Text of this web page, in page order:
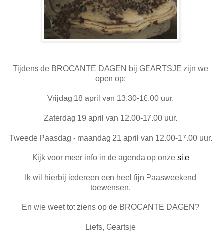
Tijdens de BROCANTE DAGEN bij GEARTSJE zijn we
open op:
Vrijdag 18 april van 13.30-18.00 uur.
Zaterdag 19 april van 12.00-17.00 uur.
Tweede Paasdag - maandag 21 april van 12.00-17.00 uur.
Kijk voor meer info in de agenda op onzesite
Ik wil hierbij iedereen een heel fijn Paasweekend
toewensen.
En wie weet tot ziens op de BROCANTE DAGEN?
Liefs, Geartsje